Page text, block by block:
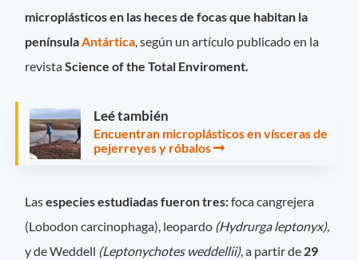
microplásticos en las heces de focas que habitan la
península Antártica , según un artículo publicado en la
revistaScience of the Total Enviroment.
Leé también
Encuentran microplásticos en vísceras de
pejerreyes y róbalos
Lasespecies estudiadas fueron tres:foca cangrejera
(Lobodon carcinophaga), leopardo (Hydrurga leptonyx),
y de Weddell (Leptonychotes weddellii), a partir de 29